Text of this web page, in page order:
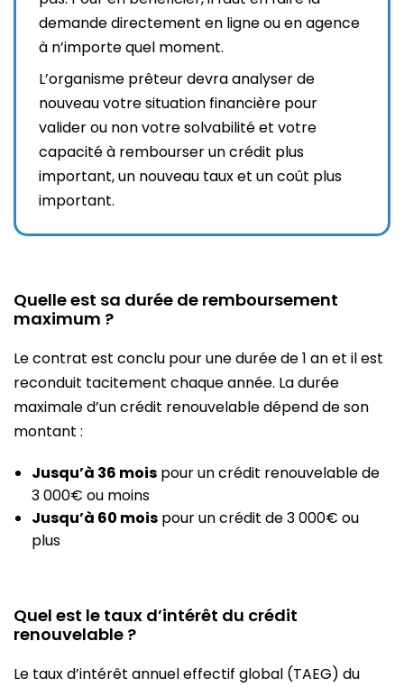
demande directement en ligne ou en agence
à n’importe quel moment.
L’organisme prêteur devra analyser de
nouveau votre situation financière pour
valider ou non votre solvabilité et votre
capacité à rembourser un crédit plus
important, un nouveau taux et un coût plus
important.
Quelle est sa durée de remboursement
maximum ?
Le contrat est conclu pour une durée de 1 an et il est
reconduit tacitement chaque année. La durée
maximale d’un crédit renouvelable dépend de son
montant :
Jusqu’à 36 mois pour un crédit renouvelable de
3 000€ ou moins
Jusqu’à 60 mois pour un crédit de 3 000€ ou
plus
Quel est le taux d’intérêt du crédit
renouvelable ?
Le taux d’intérêt annuel effectif global (TAEG) du